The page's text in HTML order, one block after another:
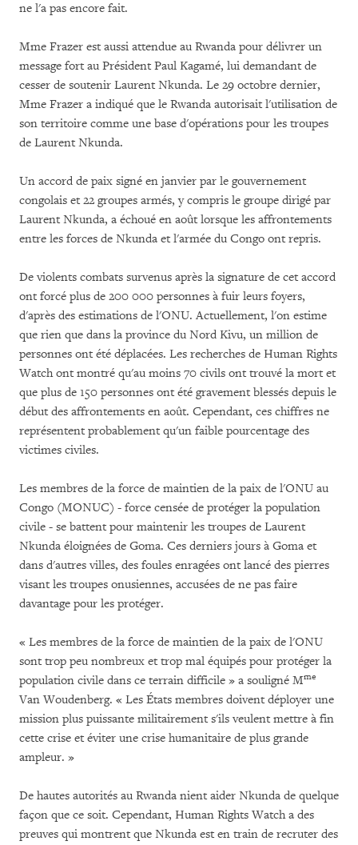
ne l'a pas encore fait.
Mme Frazer est aussi attendue au Rwanda pour délivrer un
message fort au Président Paul Kagamé, lui demandant de
cesser de soutenir Laurent Nkunda. Le 29 octobre dernier,
Mme Frazer a indiqué que le Rwanda autorisait l'utilisation de
son territoire comme une base d'opérations pour les troupes
de Laurent Nkunda.
Un accord de paix signé en janvier par le gouvernement
congolais et 22 groupes armés, y compris le groupe dirigé par
Laurent Nkunda, a échoué en août lorsque les affrontements
entre les forces de Nkunda et l'armée du Congo ont repris.
De violents combats survenus après la signature de cet accord
ont forcé plus de 200 000 personnes à fuir leurs foyers,
d'après des estimations de l'ONU. Actuellement, l'on estime
que rien que dans la province du Nord Kivu, un million de
personnes ont été déplacées. Les recherches de Human Rights
Watch ont montré qu'au moins 70 civils ont trouvé la mort et
que plus de 150 personnes ont été gravement blessés depuis le
début des affrontements en août. Cependant, ces chiffres ne
représentent probablement qu'un faible pourcentage des
victimes civiles.
Les membres de la force de maintien de la paix de l'ONU au
Congo (MONUC) - force censée de protéger la population
civile - se battent pour maintenir les troupes de Laurent
Nkunda éloignées de Goma. Ces derniers jours à Goma et
dans d'autres villes, des foules enragées ont lancé des pierres
visant les troupes onusiennes, accusées de ne pas faire
davantage pour les protéger.
« Les membres de la force de maintien de la paix de l'ONU
sont trop peu nombreux et trop mal équipés pour protéger la
population civile dans ce terrain difficile » a souligné Mme
Van Woudenberg. « Les États membres doivent déployer une
mission plus puissante militairement s'ils veulent mettre à fin
cette crise et éviter une crise humanitaire de plus grande
ampleur. »
De hautes autorités au Rwanda nient aider Nkunda de quelque
façon que ce soit. Cependant, Human Rights Watch a des
preuves qui montrent que Nkunda est en train de recruter des